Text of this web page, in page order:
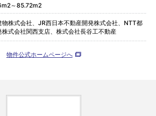
～85.72m2
物株式会社、JR西日本不動産開発株式会社、NTT都
株式会社関西支店、株式会社長谷工不動産
物件公式ホームページへ